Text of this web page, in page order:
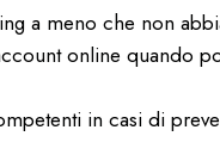
a meno che non
online quando
in casi di